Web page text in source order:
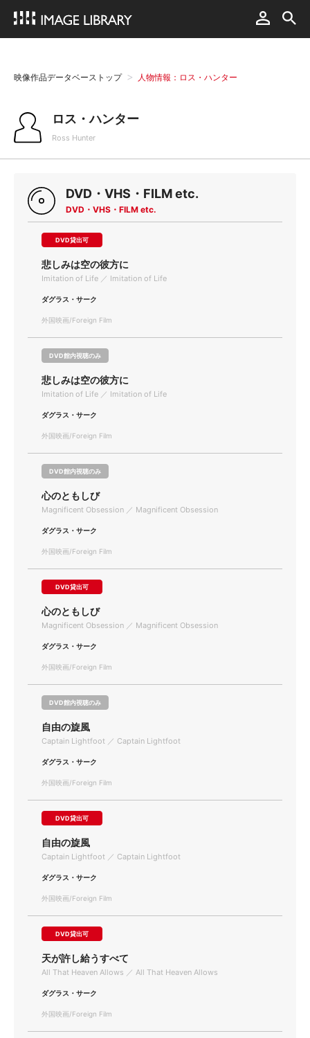
映像作品データベーストップ 人物情報：ロス・ハンター
ロス・ハンター
Ross Hunter
DVD・VHS・FILM etc.
DVD・VHS・FILM etc.
DVD貸出可
悲しみは空の彼方に
Imitation of Life ／ Imitation of Life
ダグラス・サーク
外国映画/Foreign Film
DVD館内視聴のみ
悲しみは空の彼方に
Imitation of Life ／ Imitation of Life
ダグラス・サーク
外国映画/Foreign Film
DVD館内視聴のみ
心のともしび
Magnificent Obsession ／ Magnificent Obsession
ダグラス・サーク
外国映画/Foreign Film
DVD貸出可
心のともしび
Magnificent Obsession ／ Magnificent Obsession
ダグラス・サーク
外国映画/Foreign Film
DVD館内視聴のみ
自由の旋風
Captain Lightfoot ／ Captain Lightfoot
ダグラス・サーク
外国映画/Foreign Film
DVD貸出可
自由の旋風
Captain Lightfoot ／ Captain Lightfoot
ダグラス・サーク
外国映画/Foreign Film
DVD貸出可
天が許し給うすべて
All That Heaven Allows ／ All That Heaven Allows
ダグラス・サーク
外国映画/Foreign Film